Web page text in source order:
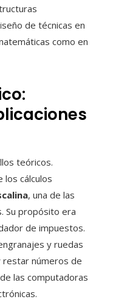
de técnicas en
como en
teóricos.
los cálculos
, una de las
Su propósito era
de impuestos.
y ruedas
restar números de
las computadoras